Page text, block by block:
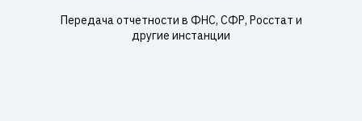
Передача отчетности в ФНС, СФР, Росстат и
другие инстанции